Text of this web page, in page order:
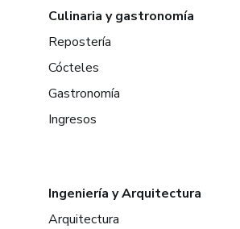
Culinaria y gastronomía
Repostería
Cócteles
Gastronomía
Ingresos
Ingeniería y Arquitectura
Arquitectura